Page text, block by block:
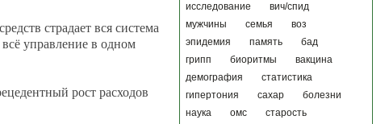
исследование
вич/спид
мужчины
семья
воз
эпидемия
память
бад
грипп
биоритмы
вакцина
демография
статистика
гипертония
сахар
болезни
наука
омс
старость
страдает вся система
управление в одном
рост расходов